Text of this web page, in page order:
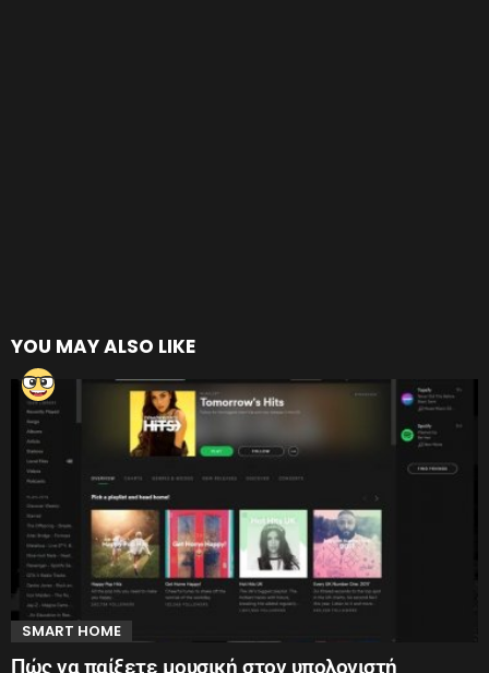
YOU MAY ALSO LIKE
SMART HOME
Πώς να παίξετε μουσική στον υπολογιστή